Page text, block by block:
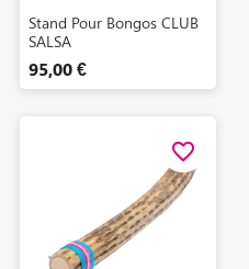
Aperçu rapide
Stand Pour Bongos CLUB
SALSA
95,00 €
favorite_border